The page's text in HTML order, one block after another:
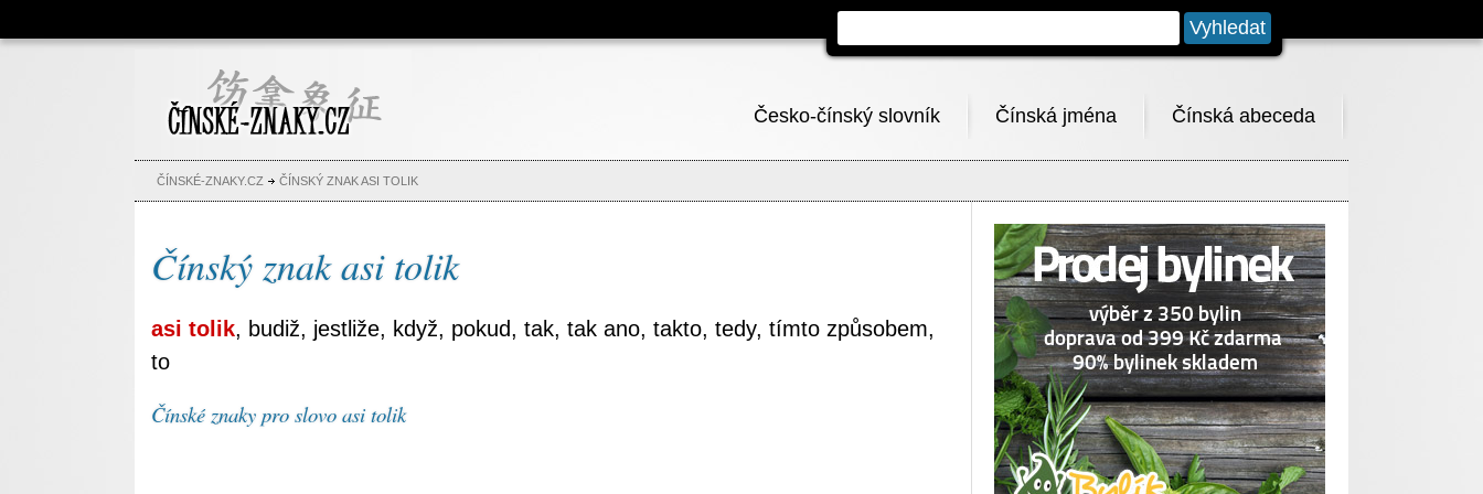
Čínské znaky, česko-čínský
slovník, abeceda, jména,
tetování
Česko-čínský slovník Čínská jména Čínská abeceda
ČÍNSKÉ-ZNAKY.CZ ČÍNSKÝ ZNAK ASI TOLIK
Čínský znak asi tolik
asi tolik, budiž, jestliže, když, pokud, tak, tak ano, takto, tedy, tímto způsobem,
to
Čínské znaky pro slovo asi tolik